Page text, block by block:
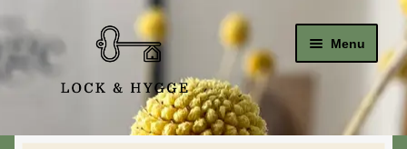
Menu